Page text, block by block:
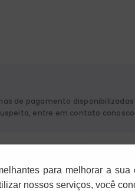
de pagamento
entre em contato
para melhorar a
nossos serviços, você